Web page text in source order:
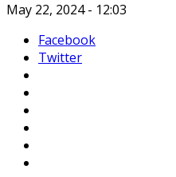
May 22, 2024 - 12:03
Facebook
Twitter